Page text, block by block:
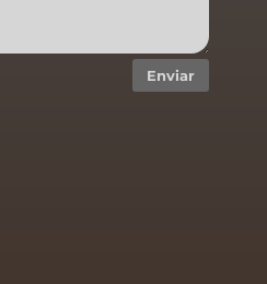
Enviar